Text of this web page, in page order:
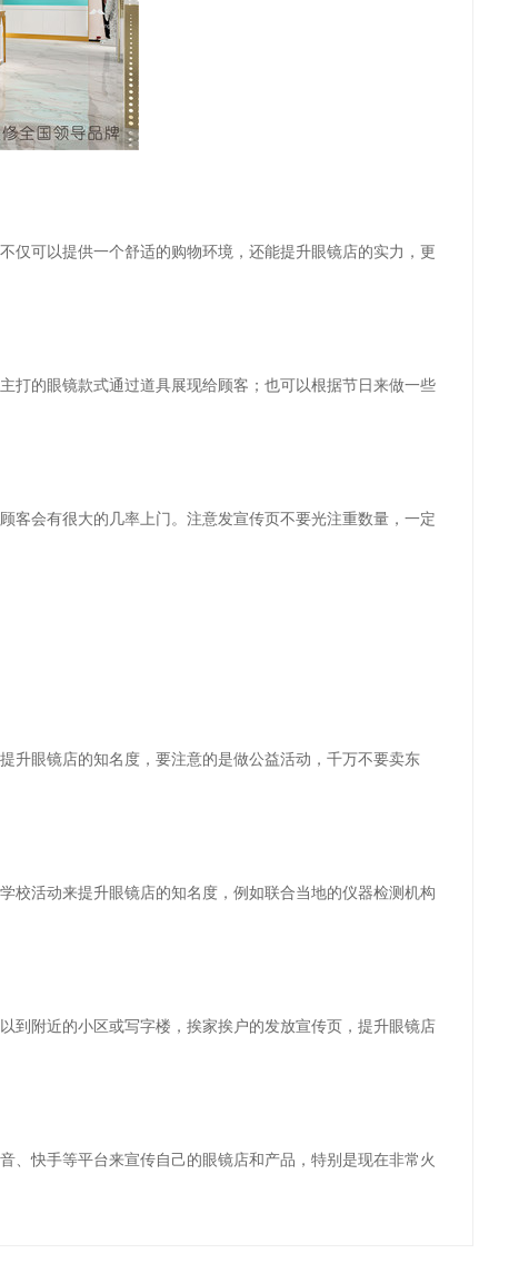
仅可以提供一个舒适的购物环境，还能提升眼镜店的实力，更
打的眼镜款式通过道具展现给顾客；也可以根据节日来做一些
客会有很大的几率上门。注意发宣传页不要光注重数量，一定
升眼镜店的知名度，要注意的是做公益活动，千万不要卖东
校活动来提升眼镜店的知名度，例如联合当地的仪器检测机构
到附近的小区或写字楼，挨家挨户的发放宣传页，提升眼镜店
、快手等平台来宣传自己的眼镜店和产品，特别是现在非常火